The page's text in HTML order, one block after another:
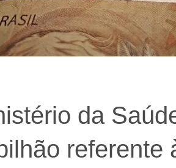
da
referente